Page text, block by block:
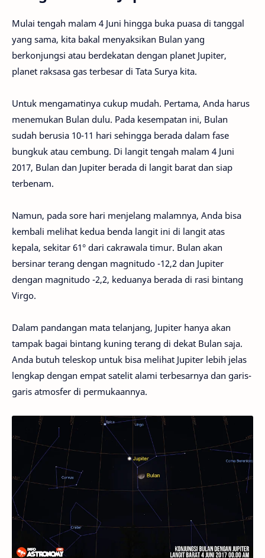
Mulai tengah malam 4 Juni hingga buka puasa di tanggal
yang sama, kita bakal menyaksikan Bulan yang
berkonjungsi atau berdekatan dengan planet Jupiter,
planet raksasa gas terbesar di Tata Surya kita.
Untuk mengamatinya cukup mudah. Pertama, Anda harus
menemukan Bulan dulu. Pada kesempatan ini, Bulan
sudah berusia 10-11 hari sehingga berada dalam fase
bungkuk atau cembung. Di langit tengah malam 4 Juni
2017, Bulan dan Jupiter berada di langit barat dan siap
terbenam.
Namun, pada sore hari menjelang malamnya, Anda bisa
kembali melihat kedua benda langit ini di langit atas
kepala, sekitar 61° dari cakrawala timur. Bulan akan
bersinar terang dengan magnitudo -12,2 dan Jupiter
dengan magnitudo -2,2, keduanya berada di rasi bintang
Virgo.
Dalam pandangan mata telanjang, Jupiter hanya akan
tampak bagai bintang kuning terang di dekat Bulan saja.
Anda butuh teleskop untuk bisa melihat Jupiter lebih jelas
lengkap dengan empat satelit alami terbesarnya dan garis-
garis atmosfer di permukaannya.